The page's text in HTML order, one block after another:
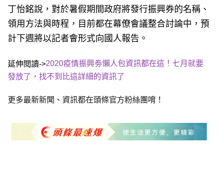
丁怡銘說，對於暑假期間政府將發行振興券的名稱、
領用方法與時程，目前都在幕僚會議整合討論中，預
計下週將以記者會形式向國人報告。
延伸閱讀->2020疫情振興劵懶人包資訊都在這！七月就要
發放了，找不到比這詳細的資訊了
更多最新新聞、資訊都在頭條官方粉絲團唷！